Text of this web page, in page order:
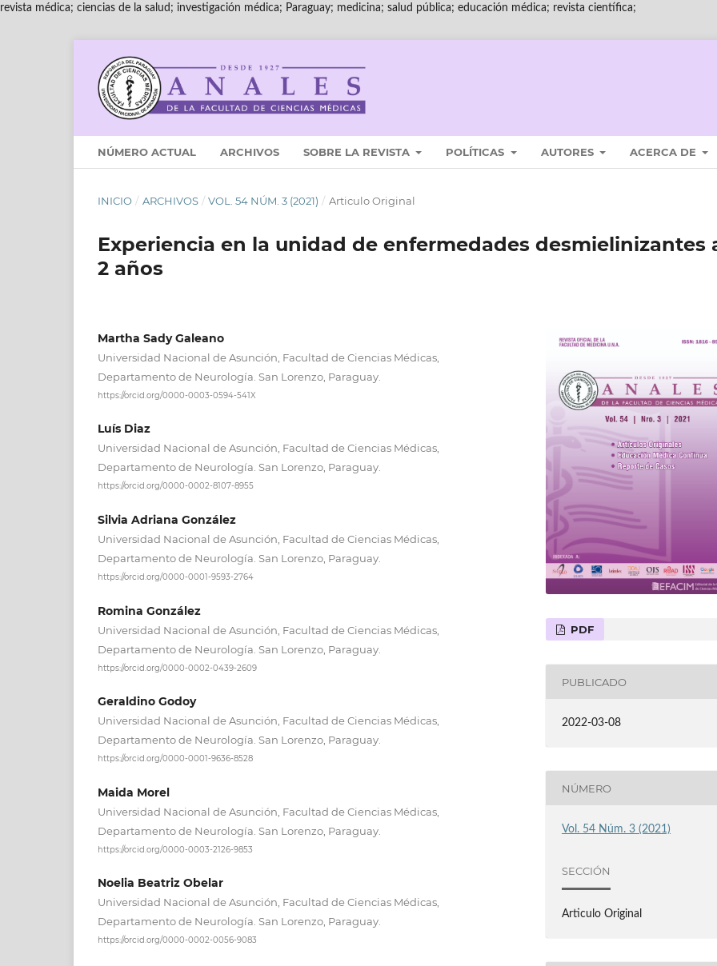
revista médica; ciencias de la salud; investigación médica; Paraguay; medicina; salud pública; educación médica; revista científica;
NÚMERO ACTUAL ARCHIVOS SOBRE LA REVISTA POLÍTICAS AUTORES ACERCA DE
INICIO / ARCHIVOS / VOL. 54 NÚM. 3 (2021) / Articulo Original
Experiencia en la unidad de enfermedades desmielinizantes
2 años
Martha Sady Galeano
Universidad Nacional de Asunción, Facultad de Ciencias Médicas,
Departamento de Neurología. San Lorenzo, Paraguay.
https://orcid.org/0000-0003-0594-541X
Luís Diaz
Universidad Nacional de Asunción, Facultad de Ciencias Médicas,
Departamento de Neurología. San Lorenzo, Paraguay.
https://orcid.org/0000-0002-8107-8955
Silvia Adriana González
Universidad Nacional de Asunción, Facultad de Ciencias Médicas,
Departamento de Neurología. San Lorenzo, Paraguay.
https://orcid.org/0000-0001-9593-2764
Romina González
Universidad Nacional de Asunción, Facultad de Ciencias Médicas,
Departamento de Neurología. San Lorenzo, Paraguay.
https://orcid.org/0000-0002-0439-2609
Geraldino Godoy
Universidad Nacional de Asunción, Facultad de Ciencias Médicas,
Departamento de Neurología. San Lorenzo, Paraguay.
https://orcid.org/0000-0001-9636-8528
Maida Morel
Universidad Nacional de Asunción, Facultad de Ciencias Médicas,
Departamento de Neurología. San Lorenzo, Paraguay.
https://orcid.org/0000-0003-2126-9853
Noelia Beatriz Obelar
Universidad Nacional de Asunción, Facultad de Ciencias Médicas,
Departamento de Neurología. San Lorenzo, Paraguay.
https://orcid.org/0000-0002-0056-9083
PDF
PUBLICADO
2022-03-08
NÚMERO
Vol. 54 Núm. 3 (2021)
SECCIÓN
Articulo Original